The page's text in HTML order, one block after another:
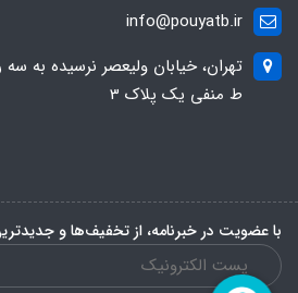
info@pouyatb.ir
تهران، خیابان ولیعصر نرسیده به
ط منفی یک پلاک 3
با عضویت در خبرنامه، از تخفیف‌ها و